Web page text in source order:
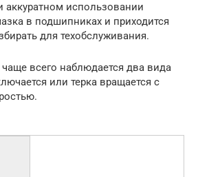
аккуратном использовании
в подшипниках и приходится
для техобслуживания.
всего наблюдается два вида
или терка вращается с